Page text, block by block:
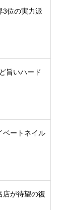
3位の実力派
旨いハード
ベートネイル
店が待望の復